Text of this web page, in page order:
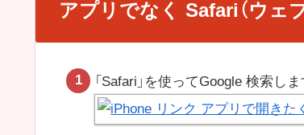
アプリでなく Safari（ウェ
「Safari」を使ってGoogle 検索し